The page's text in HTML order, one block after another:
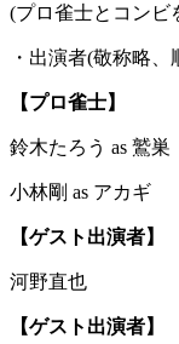
(プロ雀士とコンビ
・出演者(敬称略、
【プロ雀士】
鈴木たろう as 鷲巣
小林剛 as アカギ
【ゲスト出演者】
河野直也
【ゲスト出演者】